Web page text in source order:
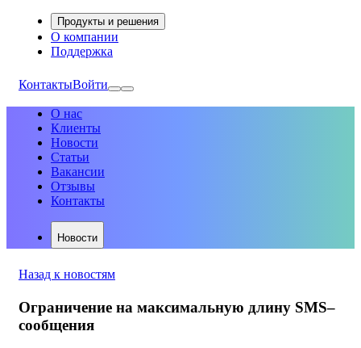
Продукты и решения
О компании
Поддержка
КонтактыВойти
О нас
Клиенты
Новости
Статьи
Вакансии
Отзывы
Контакты
Новости
Назад к новостям
Ограничение на максимальную длину SMS–
сообщения